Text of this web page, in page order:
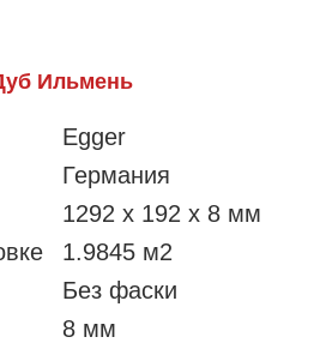
Ильмень
Egger
Германия
1292 x 192 x 8 мм
1.9845 м2
Без фаски
8 мм